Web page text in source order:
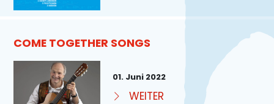
COME TOGETHER SONGS
01. Juni 2022
WEITER